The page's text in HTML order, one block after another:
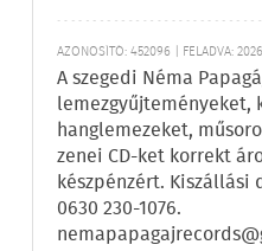
AZONOSÍTÓ: 452096 | FELADVA:
A szegedi Néma
lemezgyűjteményeket,
hanglemezeket,
zenei CD-ket korrekt
készpénzért. Kiszállási
0630 230-1076.